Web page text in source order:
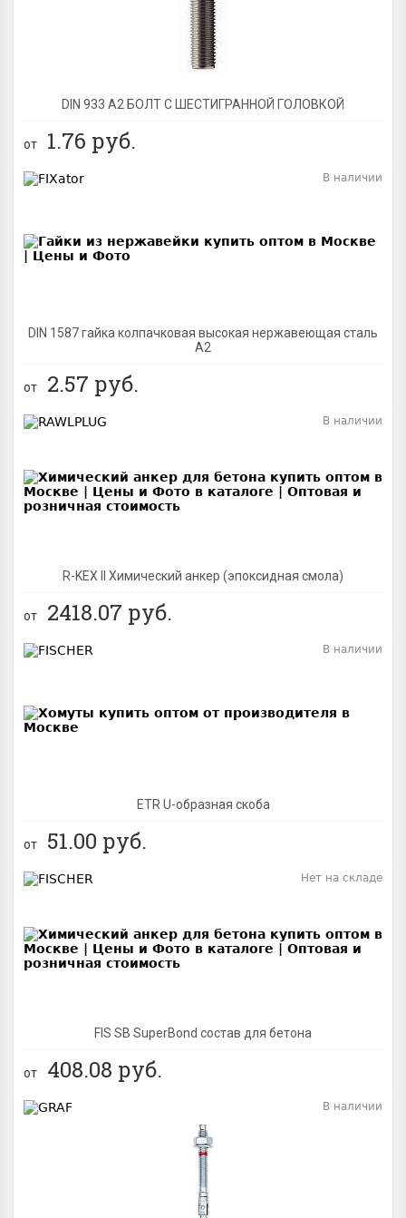
DIN 933 А2 БОЛТ С ШЕСТИГРАННОЙ ГОЛОВКОЙ
от 1.76 руб.
DIN 1587 гайка колпачковая высокая нержавеющая сталь
А2
В наличии
от 2.57 руб.
R-KEX II Химический анкер (эпоксидная смола)
В наличии
от 2418.07 руб.
ETR U-образная скоба
В наличии
от 51.00 руб.
FIS SB SuperBond состав для бетона
Нет на складе
от 408.08 руб.
В наличии